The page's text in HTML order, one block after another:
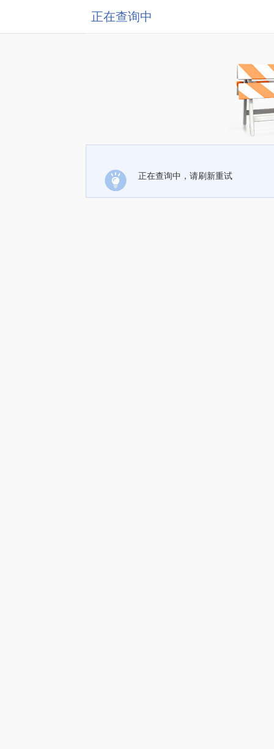
正在查询中
正在查询中，请刷新重试